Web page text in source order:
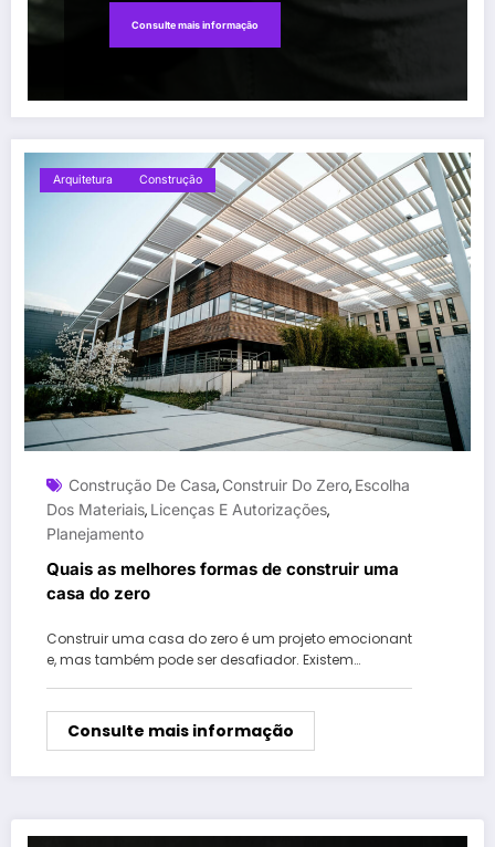
Consulte mais informação
Arquitetura Construção
Construção De Casa, Construir Do Zero, Escolha
Dos Materiais, Licenças E Autorizações,
Planejamento
Quais as melhores formas de construir uma
casa do zero
Construir uma casa do zero é um projeto emocionant
e, mas também pode ser desafiador. Existem…
Consulte mais informação